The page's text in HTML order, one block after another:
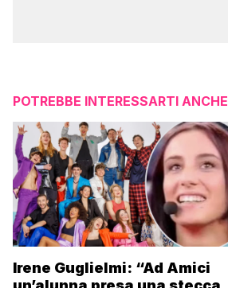
POTREBBE INTERESSARTI ANCHE
Irene Guglielmi: “Ad Amici